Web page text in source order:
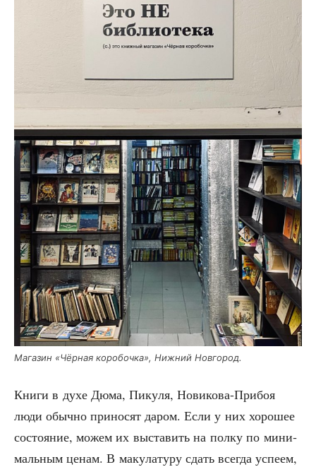
Мага­зин «Чёр­ная коро­боч­ка», Ниж­ний Новгород.
Кни­ги в духе Дюма, Пику­ля, Нови­ко­ва-При­боя
люди обыч­но при­но­сят даром. Если у них хоро­шее
состо­я­ние, можем их выста­вить на пол­ку по мини­
маль­ным ценам. В маку­ла­ту­ру сдать все­гда успе­ем,